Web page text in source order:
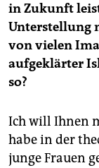
in Zukunft
Unterstellung
von vielen
aufgeklärter
so?
Ich will Ihnen
habe in der
junge Frauen